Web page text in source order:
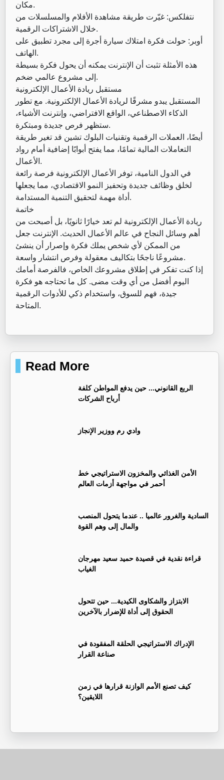
مكان.
نتفلكس: غيّرت طريقة مشاهدة الأفلام والمسلسلات من
خلال الاشتراكات الرقمية.
أوبر: حولت فكرة امتلاك سيارة أجرة إلى مجرد تطبيق على
الهاتف.
هذه الأمثلة تثبت أن الإنترنت يمكنه أن يحول فكرة بسيطة
إلى مشروع عالمي ضخم.
مستقبل ريادة الأعمال الإلكترونية
المستقبل يبدو مشرقًا لريادة الأعمال الإلكترونية. مع تطور
الذكاء الاصطناعي، الواقع الافتراضي، وإنترنت الأشياء،
ستظهر فرص جديدة ومبتكرة.
أيضًا، العملات الرقمية وتقنيات البلوك تشين قد تغير طريقة
التعاملات المالية تمامًا، مما يفتح أبوابًا إضافية أمام رواد
الأعمال.
في الدول النامية، توفر الأعمال الإلكترونية فرصة رائعة
لخلق وظائف جديدة وتحفيز النمو الاقتصادي، مما يجعلها
أداة مهمة لتحقيق التنمية المستدامة.
خاتمة
ريادة الأعمال الإلكترونية لم تعد خيارًا ثانويًا، بل أصبحت من
أهم وسائل النجاح في عالم الأعمال الحديث. الإنترنت جعل
من الممكن لأي شخص يملك فكرة وإصرار أن ينشئ
مشروعًا ناجحًا بتكاليف معقولة وفرص انتشار واسعة.
إذا كنت تفكر في إطلاق مشروعك الخاص، فالفرصة أمامك
اليوم أفضل من أي وقت مضى. كل ما تحتاجه هو فكرة
جيدة، فهم للسوق، واستخدام ذكي للأدوات الرقمية
المتاحة.
Read More
الربع القانوني... حين يدفع المواطن كلفة
أرباح الشركات
وادي رم ووزير الإنجاز
الأمن الغذائي والمخزون الاستراتيجي خط
أحمر في مواجهة أزمات العالم
السادية والغرور عالميا .. عندما يتحول المنصب
والمال إلى وهم القوة
قراءة نقدية في قصيدة حميد سعيد مهرجان
الغياب
الابتزاز والشكاوى الكيدية... حين تتحول
الحقوق إلى أداة للإضرار بالآخرين
الإدراك الاستراتيجي الحلقة المفقودة في
صناعة القرار
كيف تصنع الأمم الوازنة قرارها في زمن
اللايقين؟